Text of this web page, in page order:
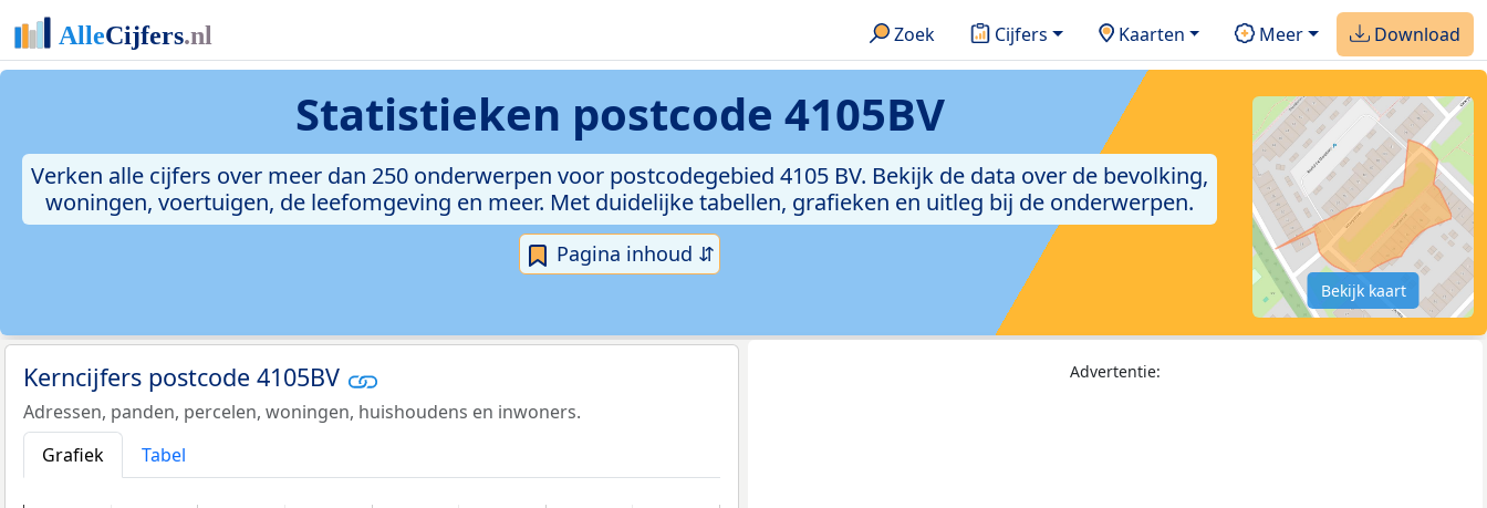
Zoek Cijfers Kaarten Meer Download
Statistieken postcode 4105BV
Verken alle cijfers over meer dan 250 onderwerpen voor postcodegebied 4105 BV. Bekijk de data over de bevolking,
woningen, voertuigen, de leefomgeving en meer. Met duidelijke tabellen, grafieken en uitleg bij de onderwerpen.
Pagina inhoud ⇵
Bekijk kaart
Kerncijfers postcode 4105BV
Adressen, panden, percelen, woningen, huishoudens en inwoners.
Grafiek
Tabel
Advertentie: